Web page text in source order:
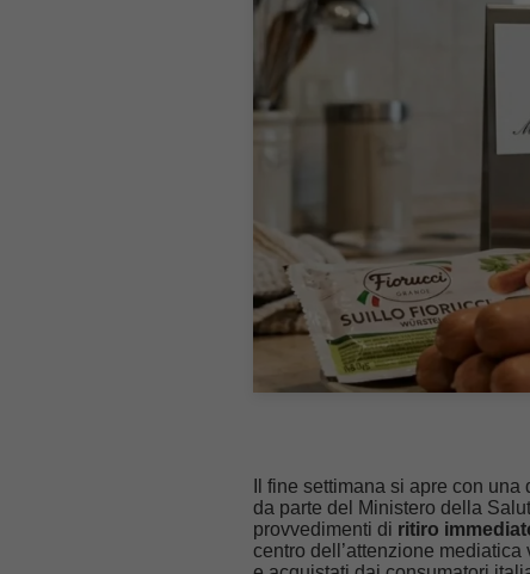
Il fine settimana si apre con
da parte del Ministero della
provvedimenti di ritiro
centro dell’attenzione